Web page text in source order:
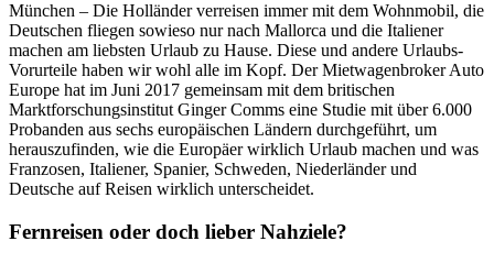
München – Die Holländer verreisen immer mit dem Wohnmobil, die
Deutschen fliegen sowieso nur nach Mallorca und die Italiener
machen am liebsten Urlaub zu Hause. Diese und andere Urlaubs-
Vorurteile haben wir wohl alle im Kopf. Der Mietwagenbroker Auto
Europe hat im Juni 2017 gemeinsam mit dem britischen
Marktforschungsinstitut Ginger Comms eine Studie mit über 6.000
Probanden aus sechs europäischen Ländern durchgeführt, um
herauszufinden, wie die Europäer wirklich Urlaub machen und was
Franzosen, Italiener, Spanier, Schweden, Niederländer und
Deutsche auf Reisen wirklich unterscheidet.
Fernreisen oder doch lieber Nahziele?